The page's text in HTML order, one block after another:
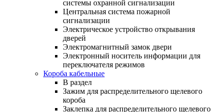
системы охранной сигнализации
Центральная система пожарной
сигнализации
Электрическое устройство открывания
дверей
Электромагнитный замок двери
Электронный носитель информации для
переключателя режимов
Короба кабельные
В раздел
Зажим для распределительного щелевого
короба
Заклепка для распределительного щелевого